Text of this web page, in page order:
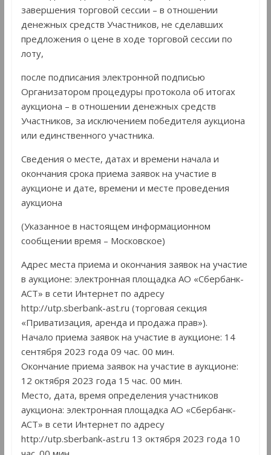
завершения торговой сессии – в отношении
денежных средств Участников, не сделавших
предложения о цене в ходе торговой сессии по
лоту,
после подписания электронной подписью
Организатором процедуры протокола об итогах
аукциона – в отношении денежных средств
Участников, за исключением победителя аукциона
или единственного участника.
Сведения о месте, датах и времени начала и
окончания срока приема заявок на участие в
аукционе и дате, времени и месте проведения
аукциона
(Указанное в настоящем информационном
сообщении время – Московское)
Адрес места приема и окончания заявок на участие
в аукционе: электронная площадка АО «Сбербанк-
АСТ» в сети Интернет по адресу
http://utp.sberbank-ast.ru (торговая секция
«Приватизация, аренда и продажа прав»).
Начало приема заявок на участие в аукционе: 14
сентября 2023 года 09 час. 00 мин.
Окончание приема заявок на участие в аукционе:
12 октября 2023 года 15 час. 00 мин.
Место, дата, время определения участников
аукциона: электронная площадка АО «Сбербанк-
АСТ» в сети Интернет по адресу
http://utp.sberbank-ast.ru 13 октября 2023 года 10